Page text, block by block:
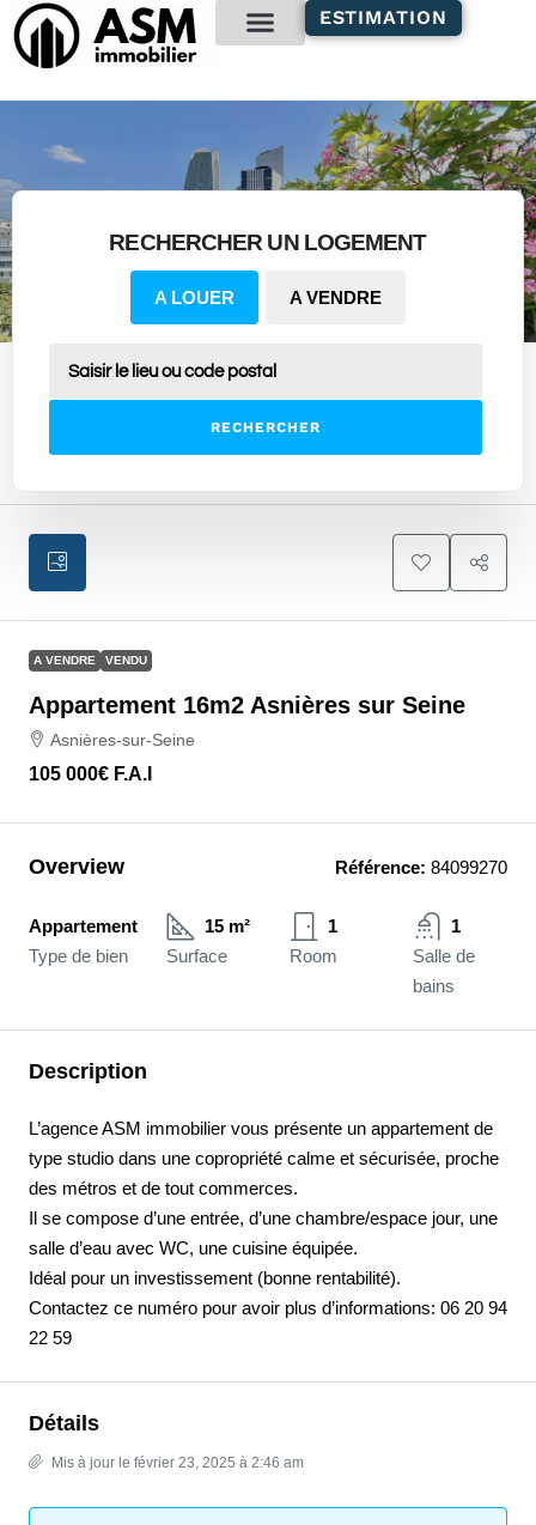
principal
ESTIMATION
RECHERCHER UN LOGEMENT
A LOUER A VENDRE
RECHERCHER
A VENDRE VENDU
Appartement 16m2 Asnières sur Seine
Asnières-sur-Seine
105 000€ F.A.I
Overview Référence: 84099270
Appartement
Type de bien
15 m²
Surface
1
Room
1
Salle de
bains
Description
L’agence ASM immobilier vous présente un appartement de
type studio dans une copropriété calme et sécurisée, proche
des métros et de tout commerces.
Il se compose d’une entrée, d’une chambre/espace jour, une
salle d’eau avec WC, une cuisine équipée.
Idéal pour un investissement (bonne rentabilité).
Contactez ce numéro pour avoir plus d’informations: 06 20 94
22 59
Détails
Mis à jour le février 23, 2025 à 2:46 am